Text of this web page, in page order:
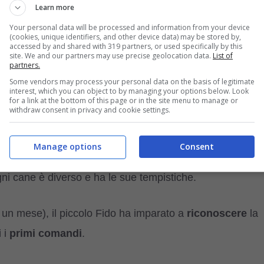
più di quanto immagini. Non potrà imparare a dare
addentrarlo nei processi di apprendimento e
sempre nello stesso posto, non mordere, rimanere in
assimilare gli insegnamenti che avrai voglia di
cane è diverso e ha le sue tempistiche.
mese), il piccolo Fido ha imparato a riconoscere la
i primi comandi.
Learn more
Your personal data will be processed and information from your device
(cookies, unique identifiers, and other device data) may be stored by,
accessed by and shared with 319 partners, or used specifically by this
site. We and our partners may use precise geolocation data. List of
partners.
Some vendors may process your personal data on the basis of legitimate
interest, which you can object to by managing your options below. Look
for a link at the bottom of this page or in the site menu to manage or
withdraw consent in privacy and cookie settings.
Consent
Manage options